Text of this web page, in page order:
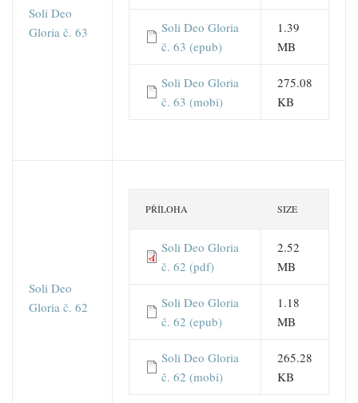
Soli Deo
Gloria č. 63
Soli Deo Gloria
č. 63 (epub)
1.39
MB
Soli Deo Gloria
č. 63 (mobi)
275.08
KB
Soli Deo
Gloria č. 62
PŘÍLOHA SIZE
Soli Deo Gloria
č. 62 (pdf)
2.52
MB
Soli Deo Gloria
č. 62 (epub)
1.18
MB
Soli Deo Gloria
č. 62 (mobi)
265.28
KB